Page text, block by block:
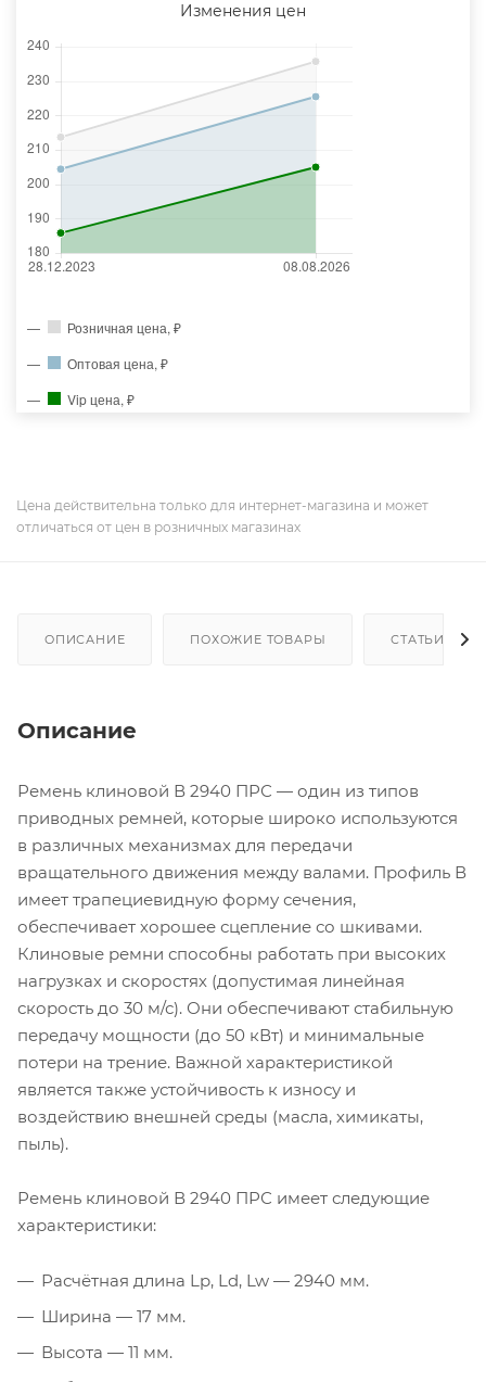
Изменения цен
Розничная цена, ₽
Оптовая цена, ₽
Vip цена, ₽
Цена действительна только для интернет-магазина и может
отличаться от цен в розничных магазинах
ОПИСАНИЕ ПОХОЖИЕ ТОВАРЫ СТАТЬИ
Описание
Ремень клиновой В 2940 ПРС — один из типов
приводных ремней, которые широко используются
в различных механизмах для передачи
вращательного движения между валами. Профиль В
имеет трапециевидную форму сечения,
обеспечивает хорошее сцепление со шкивами.
Клиновые ремни способны работать при высоких
нагрузках и скоростях (допустимая линейная
скорость до 30 м/с). Они обеспечивают стабильную
передачу мощности (до 50 кВт) и минимальные
потери на трение. Важной характеристикой
является также устойчивость к износу и
воздействию внешней среды (масла, химикаты,
пыль).
Ремень клиновой В 2940 ПРС имеет следующие
характеристики:
Расчётная длина Lp, Ld, Lw — 2940 мм.
Ширина — 17 мм.
Высота — 11 мм.